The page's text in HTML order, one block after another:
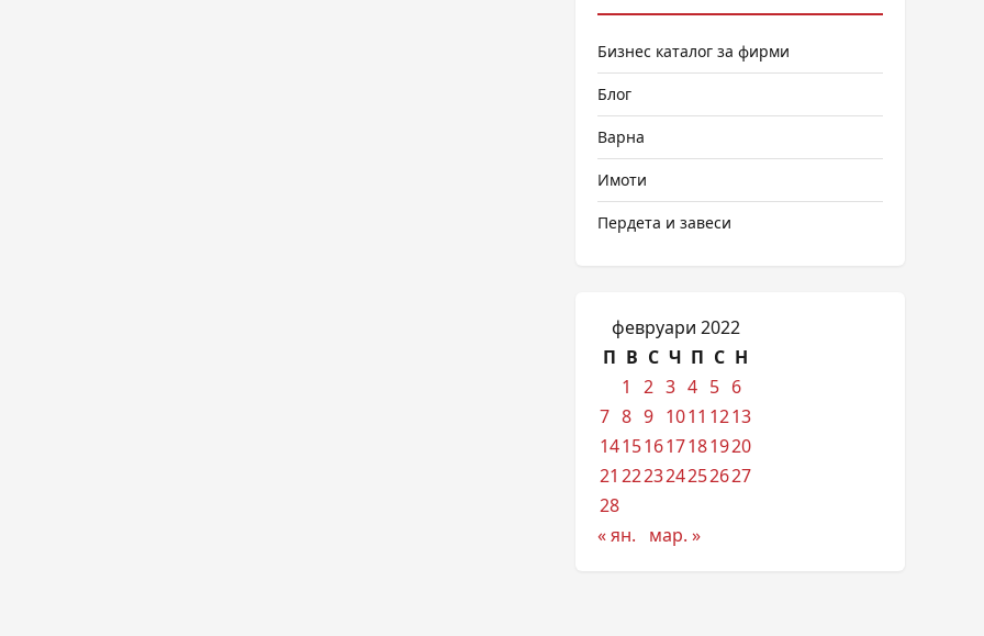
Бизнес каталог за фирми
Блог
Варна
Имоти
Пердета и завеси
февруари 2022
П В С Ч П С Н
1
2 3 4 5 6
7 8 9 1011 1213
14151617181920
21 222324252627
28
« ян.
мар. »